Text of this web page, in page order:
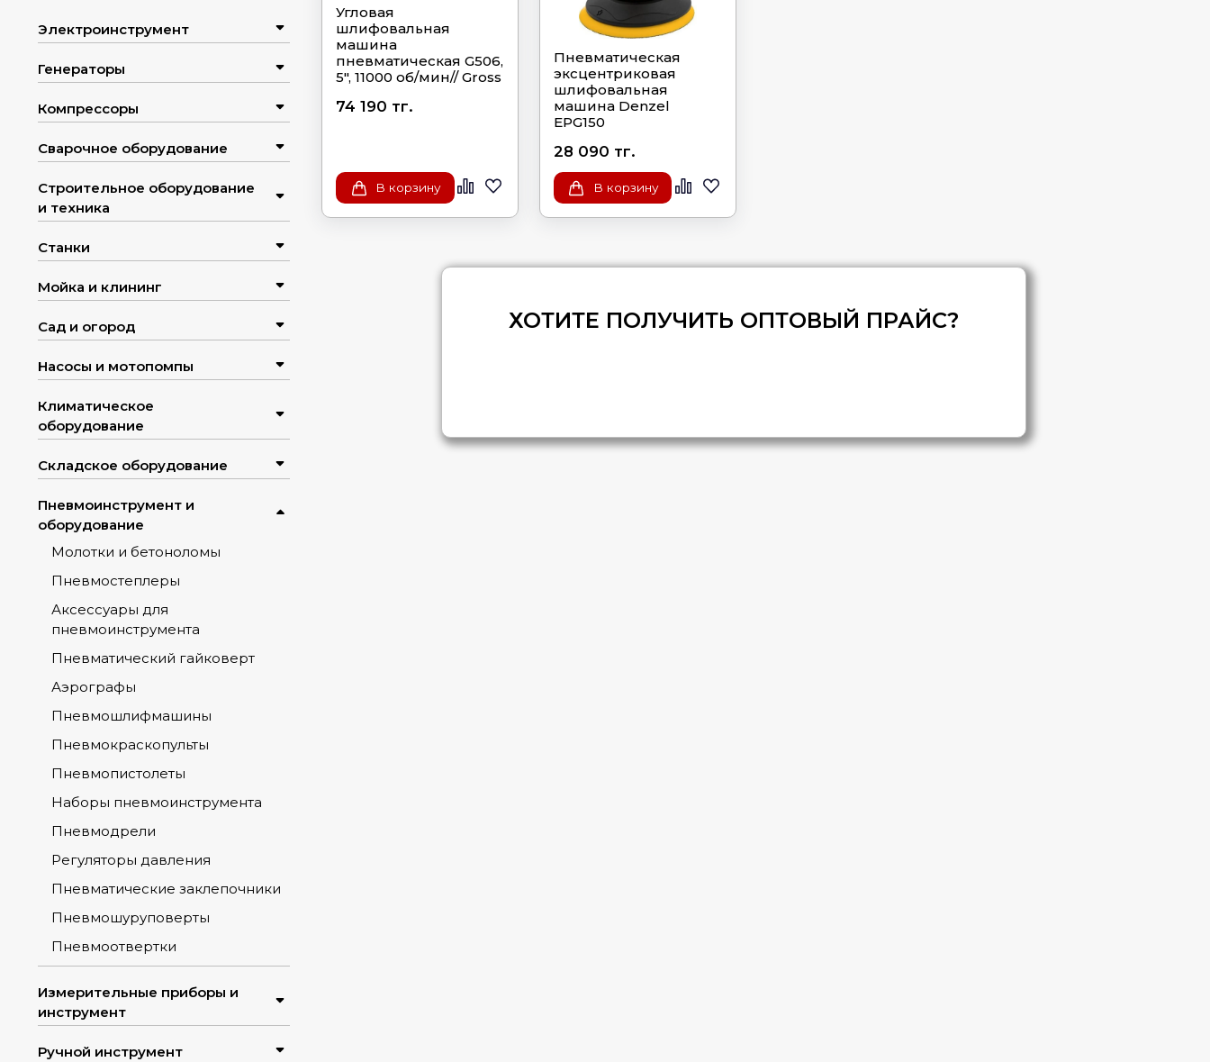
Угловая
шлифовальная
машина
пневматическая G506,
5", 11000 об/мин// Gross
74 190 тг.
В корзину
Пневматическая
эксцентриковая
шлифовальная
машина Denzel
EPG150
28 090 тг.
В корзину
ХОТИТЕ ПОЛУЧИТЬ ОПТОВЫЙ ПРАЙС?
Электроинструмент
Генераторы
Компрессоры
Сварочное оборудование
Строительное оборудование
и техника
Станки
Мойка и клининг
Сад и огород
Насосы и мотопомпы
Климатическое
оборудование
Складское оборудование
Пневмоинструмент и
оборудование
Молотки и бетоноломы
Пневмостеплеры
Аксессуары для
пневмоинструмента
Пневматический гайковерт
Аэрографы
Пневмошлифмашины
Пневмокраскопульты
Пневмопистолеты
Наборы пневмоинструмента
Пневмодрели
Регуляторы давления
Пневматические заклепочники
Пневмошуруповерты
Пневмоотвертки
Измерительные приборы и
инструмент
Ручной инструмент